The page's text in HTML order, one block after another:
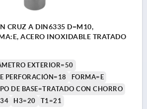
CRUZ A DIN6335 D=M10,
ACERO INOXIDABLE TRATADO
EXTERIOR=50
PERFORACIÓN=18
FORMA=E
DE BASE=TRATADO CON CHORRO
H3=20 T1=21